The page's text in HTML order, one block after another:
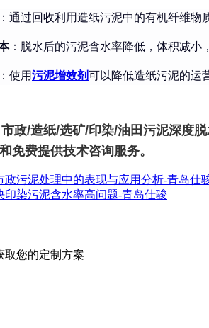
：通过回收利用造纸污泥中的有机纤维物
：脱水后的污泥含水率降低，体积减小
：使用污泥增效剂可以降低造纸污泥的运
政/造纸/选矿/印染/油田污泥深度
免费提供技术咨询服务。
政污泥处理中的表现与应用分析-青岛仕
印染污泥含水率高问题-青岛仕骏
取您的定制方案